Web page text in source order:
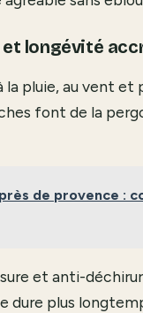
longévité
pluie, au vent et
font de la
de provence :
et anti-
dure plus